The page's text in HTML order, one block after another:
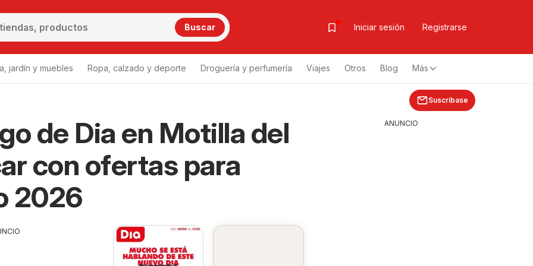
Buscar Iniciar sesión Registrarse
jardín y muebles Ropa, calzado y deporte Droguería y perfumería Viajes Otros Blog Más
Suscríbase
de Dia en Motilla del
con ofertas para
2026
Dia Motilla del Palancar
ANUNCIO